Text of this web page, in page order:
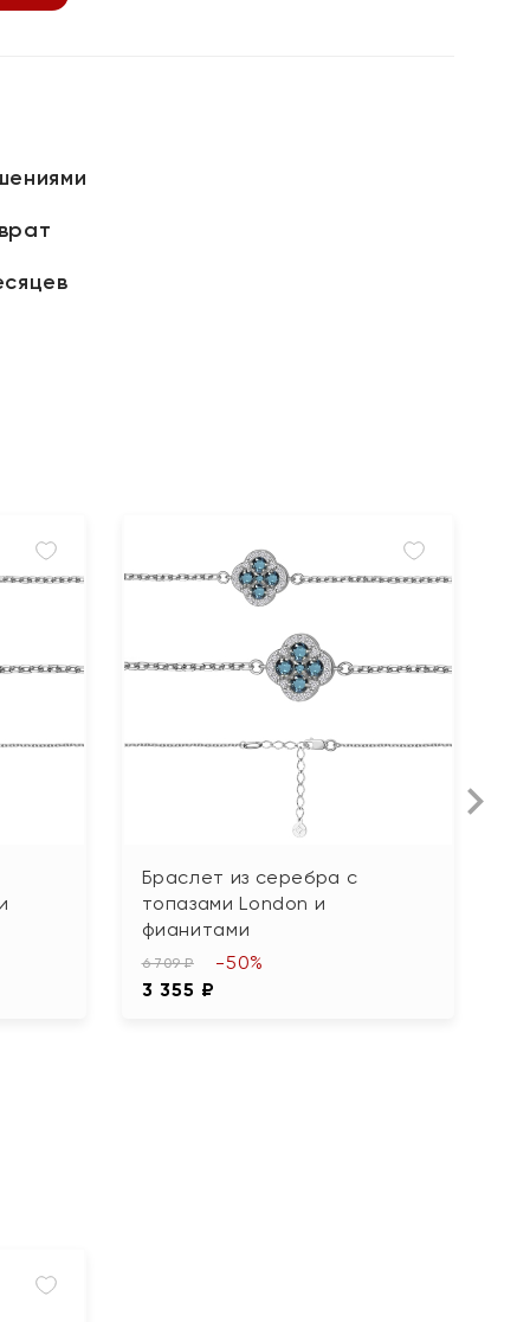
Браслет из серебра с
топазами London и
фианитами
6 709 ₽
3 355 ₽
-50%